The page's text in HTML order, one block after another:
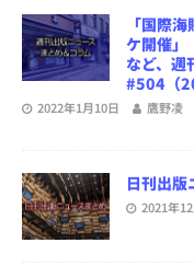
「国際
ケ開催」
など、週
#504（
2022年1月10日 鷹野凌
日刊出
2021年